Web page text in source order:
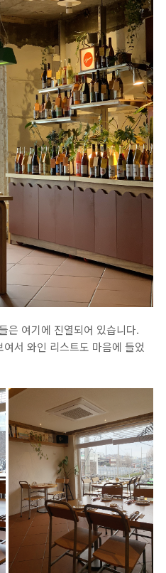
은 여기에 진열되어 있습니다.
서 와인 리스트도 마음에 들었